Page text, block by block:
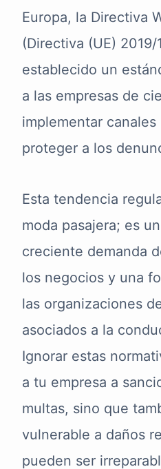
Europa, la Directiva
(Directiva (UE) 2019/
establecido un
a las empresas de
implementar
proteger a los
Esta tendencia
moda pasajera; es
creciente demanda
los negocios y una
las organizaciones
asociados a la
Ignorar estas
a tu empresa a
multas, sino que
vulnerable a daños
pueden ser